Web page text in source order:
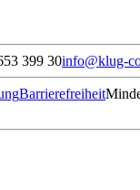
399 30info@klug-
Barrierefreiheit